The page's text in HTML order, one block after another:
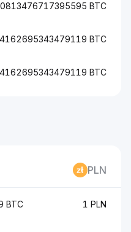
PLN
BTC 1 PLN
BTC
BTC
BTC